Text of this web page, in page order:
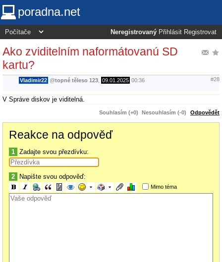
poradna.net
Neregistrovaný Přihlásit Registrovat
Ako zviditelním naformátovanú SD
kartu?
Vladimir22 @topné těleso 123 09.01.2025 00:36 #28
V Správe diskov je viditelná.
Souhlasím (+0) Nesouhlasím (-0) Odpovědět
Reakce na odpověď
1 Zadajte svou přezdívku:
2 Napište svou odpověď:
Mimo téma